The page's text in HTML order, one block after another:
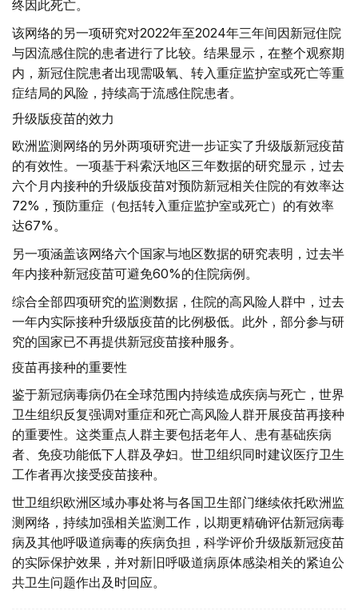
终因此死亡。
该网络的另一项研究对2022年至2024年三年间因新冠住院
与因流感住院的患者进行了比较。结果显示，在整个观察期
内，新冠住院患者出现需吸氧、转入重症监护室或死亡等重
症结局的风险，持续高于流感住院患者。
升级版疫苗的效力
欧洲监测网络的另外两项研究进一步证实了升级版新冠疫苗
的有效性。一项基于科索沃地区三年数据的研究显示，过去
六个月内接种的升级版疫苗对预防新冠相关住院的有效率达
72%，预防重症（包括转入重症监护室或死亡）的有效率
达67%。
另一项涵盖该网络六个国家与地区数据的研究表明，过去半
年内接种新冠疫苗可避免60%的住院病例。
综合全部四项研究的监测数据，住院的高风险人群中，过去
一年内实际接种升级版疫苗的比例极低。此外，部分参与研
究的国家已不再提供新冠疫苗接种服务。
疫苗再接种的重要性
鉴于新冠病毒病仍在全球范围内持续造成疾病与死亡，世界
卫生组织反复强调对重症和死亡高风险人群开展疫苗再接种
的重要性。这类重点人群主要包括老年人、患有基础疾病
者、免疫功能低下人群及孕妇。世卫组织同时建议医疗卫生
工作者再次接受疫苗接种。
世卫组织欧洲区域办事处将与各国卫生部门继续依托欧洲监
测网络，持续加强相关监测工作，以期更精确评估新冠病毒
病及其他呼吸道病毒的疾病负担，科学评价升级版新冠疫苗
的实际保护效果，并对新旧呼吸道病原体感染相关的紧迫公
共卫生问题作出及时回应。